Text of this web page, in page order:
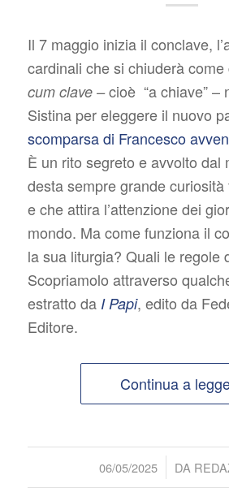
Il 7 maggio inizia il conclave,
cardinali che si chiuderà
cum clave –cioè “a chiave” –
Sistina per eleggere il nuovo
scomparsa di Francesco
È un rito segreto e avvolto dal
desta sempre grande
e che attira l’attenzione dei
mondo. Ma come funziona il
la sua liturgia? Quali le regole
Scopriamolo attraverso
estratto da I Papi, edito da
Editore.
Continua a
06/05/2025
/ DA